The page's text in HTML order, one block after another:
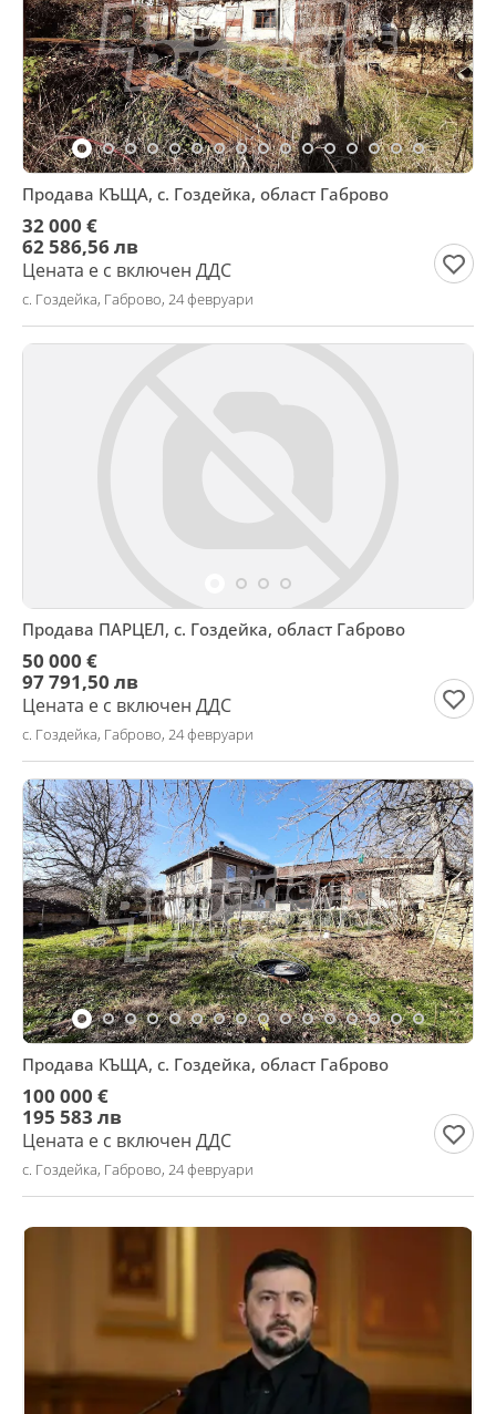
Продава КЪЩА, с. Гоздейка, област Габрово
32 000 €
62 586,56 лв
Цената е с включен ДДС
с. Гоздейка, Габрово, 24 февруари
Продава ПАРЦЕЛ, с. Гоздейка, област Габрово
50 000 €
97 791,50 лв
Цената е с включен ДДС
с. Гоздейка, Габрово, 24 февруари
Продава КЪЩА, с. Гоздейка, област Габрово
100 000 €
195 583 лв
Цената е с включен ДДС
с. Гоздейка, Габрово, 24 февруари